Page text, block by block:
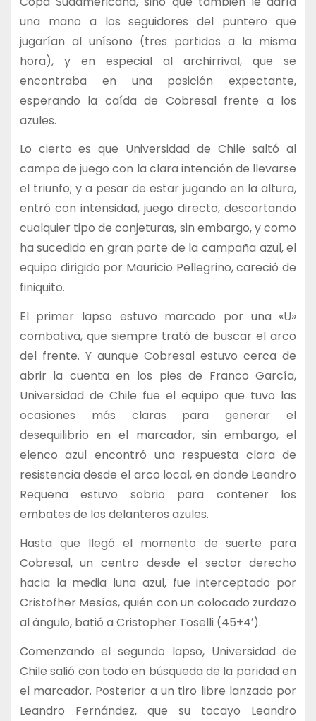
una mano a los seguidores del puntero que
jugarían al unísono (tres partidos a la misma
hora), y en especial al archirrival, que se
encontraba en una posición expectante,
esperando la caída de Cobresal frente a los
azules.
Lo cierto es que Universidad de Chile saltó al
campo de juego con la clara intención de llevarse
el triunfo; y a pesar de estar jugando en la altura,
entró con intensidad, juego directo, descartando
cualquier tipo de conjeturas, sin embargo, y como
ha sucedido en gran parte de la campaña azul, el
equipo dirigido por Mauricio Pellegrino, careció de
finiquito.
El primer lapso estuvo marcado por una «U»
combativa, que siempre trató de buscar el arco
del frente. Y aunque Cobresal estuvo cerca de
abrir la cuenta en los pies de Franco García,
Universidad de Chile fue el equipo que tuvo las
ocasiones más claras para generar el
desequilibrio en el marcador, sin embargo, el
elenco azul encontró una respuesta clara de
resistencia desde el arco local, en donde Leandro
Requena estuvo sobrio para contener los
embates de los delanteros azules.
Hasta que llegó el momento de suerte para
Cobresal, un centro desde el sector derecho
hacia la media luna azul, fue interceptado por
Cristofher Mesías, quién con un colocado zurdazo
al ángulo, batió a Cristopher Toselli (45+4′).
Comenzando el segundo lapso, Universidad de
Chile salió con todo en búsqueda de la paridad en
el marcador. Posterior a un tiro libre lanzado por
Leandro Fernández, que su tocayo Leandro